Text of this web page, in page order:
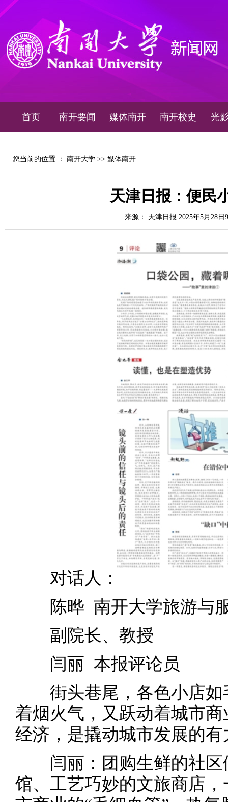
首页 南开要闻 媒体南开 南开校史 光
您当前的位置 ： 南开大学 >> 媒体南开
天津日报：便民
来源： 天津日报 2025年5月28日
对话人：
陈晔 南开大学旅游与
副院长、教授
闫丽 本报评论员
街头巷尾，各色小店如
着烟火气，又跃动着城市
经济，是撬动城市发展的有
闫丽：团购生鲜的社区
馆、工艺巧妙的文旅商店